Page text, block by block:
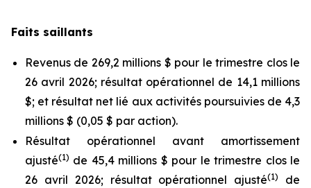
Faits saillants
Revenus de 269,2 millions $ pour le trimestre clos le
26 avril 2026; résultat opérationnel de 14,1 millions
$; et résultat net lié aux activités poursuivies de 4,3
millions $ (0,05 $ par action).
Résultat opérationnel avant amortissement
ajusté(1) de 45,4 millions $ pour le trimestre clos le
26 avril 2026; résultat opérationnel ajusté(1)
de